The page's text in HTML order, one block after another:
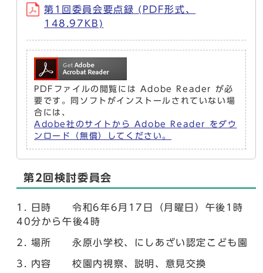
第1回委員会要点録 (PDF形式、
148.97KB)
PDFファイルの閲覧には Adobe Reader が必
要です。同ソフトがインストールされていない場
合には、
Adobe社のサイトから Adobe Reader をダウ
ンロード（無償）してください。
第2回検討委員会
日時 令和6年6月17日（月曜日）午後1時
40分から午後4時
場所 永原小学校、にしあざい認定こども園
内容 校園内視察、説明、意見交換